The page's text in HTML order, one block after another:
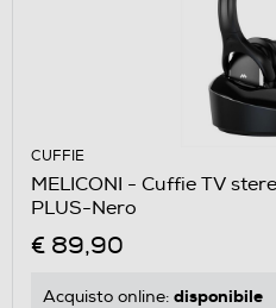
CUFFIE
MELICONI - Cuffie TV
PLUS-Nero
€ 89,90
Acquisto online: disponibile